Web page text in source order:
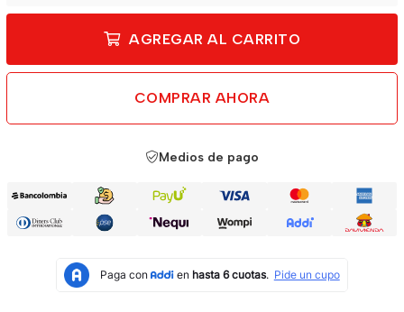
AGREGAR AL CARRITO
COMPRAR AHORA
Medios de pago